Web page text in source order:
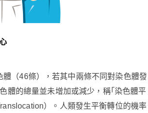
體 （46條）
，若其中兩條不同對染色體發
體的總量並未增加或減少，稱｢染色體平
）。人類發生平衡轉位的機率